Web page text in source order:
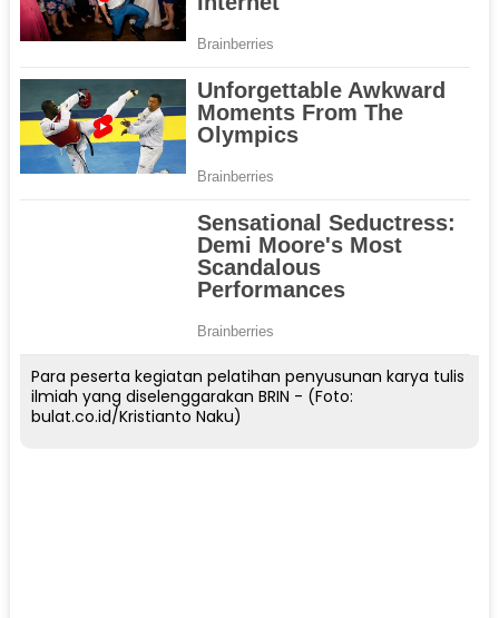
Para peserta kegiatan pelatihan penyusunan karya tulis
ilmiah yang diselenggarakan BRIN - (Foto:
bulat.co.id/Kristianto Naku)